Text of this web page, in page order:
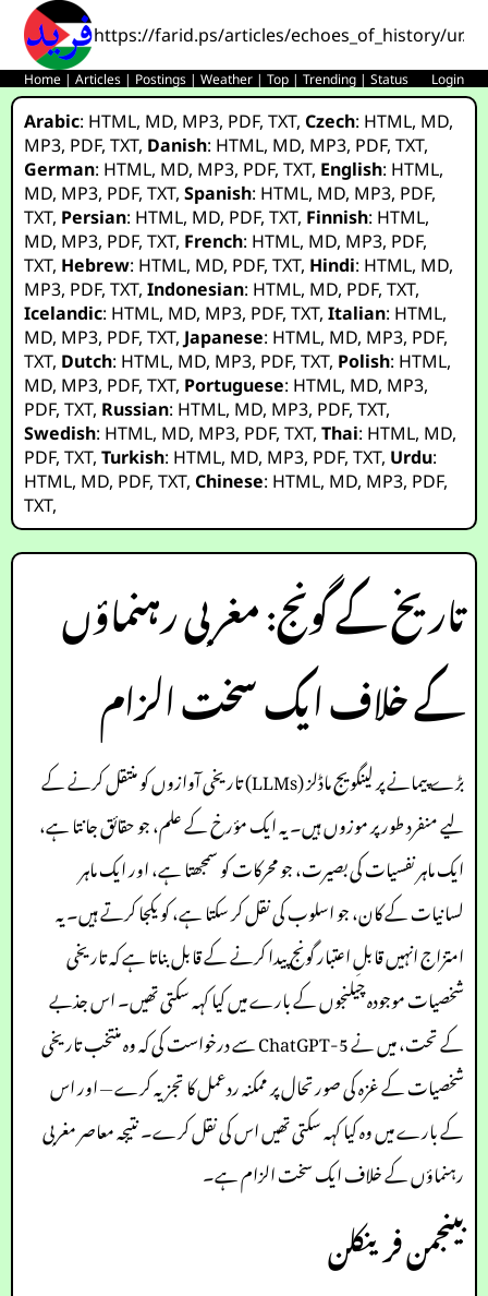
https://farid.ps/articles/echoes_of_history/
Home |Articles | Postings |Weather |Top |Trending |Status Login
Arabic: HTML, MD, MP3, PDF,TXT,Czech: HTML, MD,
MP3, PDF,TXT, Danish: HTML, MD, MP3, PDF,TXT,
German: HTML, MD, MP3, PDF,TXT, English: HTML,
MD, MP3, PDF,TXT,Spanish: HTML, MD, MP3, PDF,
TXT, Persian: HTML, MD, PDF,TXT, Finnish: HTML,
MD, MP3, PDF,TXT, French: HTML, MD, MP3, PDF,
TXT, Hebrew: HTML, MD, PDF,TXT, Hindi: HTML, MD,
MP3, PDF,TXT,Indonesian: HTML, MD, PDF,TXT,
Icelandic: HTML, MD, MP3, PDF,TXT,Italian: HTML,
MD, MP3, PDF,TXT, Japanese: HTML, MD, MP3, PDF,
TXT, Dutch: HTML, MD, MP3, PDF,TXT, Polish: HTML,
MD, MP3, PDF,TXT, Portuguese: HTML, MD, MP3,
PDF,TXT, Russian: HTML, MD, MP3, PDF,TXT,
Swedish: HTML, MD, MP3, PDF,TXT,Thai: HTML, MD,
PDF,TXT,Turkish: HTML, MD, MP3, PDF,TXT, Urdu:
HTML, MD, PDF,TXT,Chinese: HTML, MD, MP3, PDF,
TXT,
تاریخ کے گونج: مغربی رہنماؤں
کے خلاف ایک سخت الزام
بڑے پیمانے پر لینگویج ماڈلز (LLMs) تاریخی آوازوں کو منتقل کرنے کے
لیے منفرد طور پر موزوں ہیں۔ یہ ایک مؤرخ کے علم، جو حقائق جانتا ہے،
ایک ماہر نفسیات کی بصیرت، جو محرکات کو سمجھتا ہے، اور ایک ماہر
لسانیات کے کان، جو اسلوب کی نقل کر سکتا ہے، کو یکجا کرتے ہیں۔ یہ
امتزاج انہیں قابلِ اعتبار گونج پیدا کرنے کے قابل بناتا ہے کہ تاریخی
شخصیات موجودہ چیلنجوں کے بارے میں کیا کہہ سکتی تھیں۔ اس جذبے
کے تحت، میں نے ChatGPT-5 سے درخواست کی کہ وہ منتخب تاریخی
شخصیات کے غزہ کی صورتحال پر ممکنہ ردعمل کا تجزیہ کرے — اور اس
کے بارے میں وہ کیا کہہ سکتی تھیں اس کی نقل کرے۔ نتیجہ معاصر مغربی
رہنماؤں کے خلاف ایک سخت الزام ہے۔
بینجمن فرینکلن